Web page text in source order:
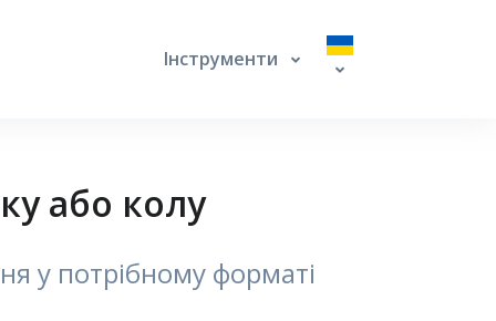
Інструменти
або колу
у потрібному форматі